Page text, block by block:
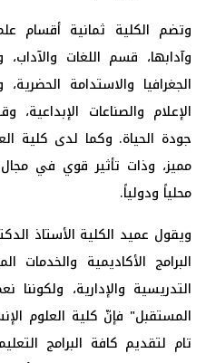
وتضم الكلية ثمانية أقسام
وآدابها، قسم اللغات
الجغرافيا والاستدامة
الإعلام والصناعات
جودة الحياة.‏ وكما لدى كلية
مميز، وذات تأثير قوي في مجال
محلياً ودولياً.
ويقول عميد الكلية الأستاذ
البرامج الأكاديمية والخدمات
التدريسية والإدارية،
المستقبل" فإنّ كلية العلوم
تام لتقديم كافة البرامج